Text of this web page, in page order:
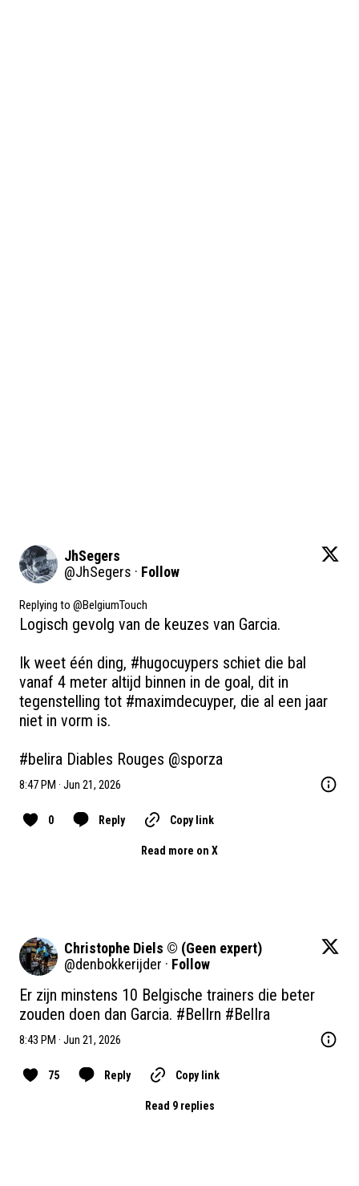
JhSegers
@JhSegers · Follow
Replying to @BelgiumTouch
Logisch gevolg van de keuzes van Garcia.
Ik weet één ding, #hugocuypers schiet die bal
vanaf 4 meter altijd binnen in de goal, dit in
tegenstelling tot #maximdecuyper, die al een jaar
niet in vorm is.
#belira Diables Rouges @sporza
8:47 PM · Jun 21, 2026
0 Reply Copy link
Read more on X
Christophe Diels ©️ (Geen expert)
@denbokkerijder · Follow
Er zijn minstens 10 Belgische trainers die beter
zouden doen dan Garcia. #BelIrn #BelIra
8:43 PM · Jun 21, 2026
75 Reply Copy link
Read 9 replies